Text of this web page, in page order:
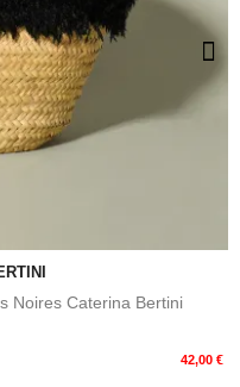
Noires Caterina Bertini
42,00 €